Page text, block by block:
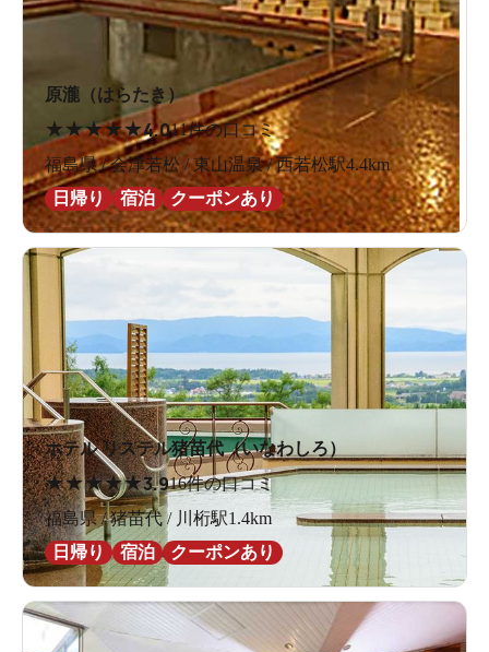
原瀧（はらたき）
★★★★★4.011件の口コミ
福島県 / 会津若松 / 東山温泉 / 西若松駅4.4km
日帰り
宿泊 クーポンあり
ホテル リステル猪苗代（いなわしろ）
★★★★★3.916件の口コミ
福島県 / 猪苗代 / 川桁駅1.4km
日帰り
宿泊 クーポンあり